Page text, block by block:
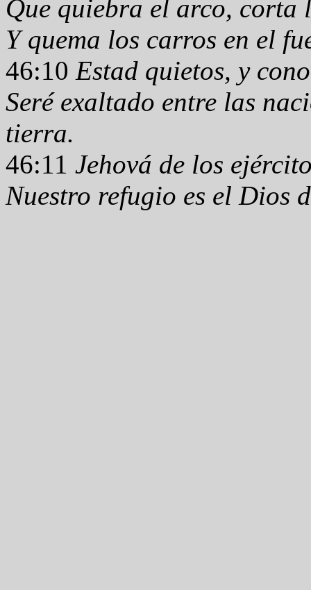
Que quiebra el arco, corta
Y quema los carros en el
46:10 Estad quietos, y
Seré exaltado entre las
tierra.
46:11 Jehová de los
Nuestro refugio es el Dios